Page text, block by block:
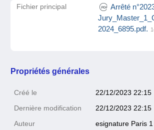
Fichier principal
Arrêté
2024_6895.pdf.
Propriétés générales
Créé le 22/12/2023 22:15
Dernière modification 22/12/2023 22:15
Auteur esignature Paris 1